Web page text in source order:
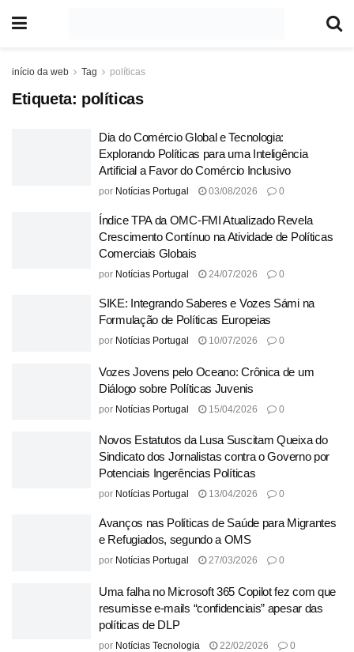
início da web Tag políticas
Etiqueta: políticas
Dia do Comércio Global e Tecnologia:
Explorando Políticas para uma Inteligência
Artificial a Favor do Comércio Inclusivo
por Notícias Portugal 03/08/2026 0
Índice TPA da OMC-FMI Atualizado Revela
Crescimento Contínuo na Atividade de Políticas
Comerciais Globais
por Notícias Portugal 24/07/2026 0
SIKE: Integrando Saberes e Vozes Sámi na
Formulação de Políticas Europeias
por Notícias Portugal 10/07/2026 0
Vozes Jovens pelo Oceano: Crônica de um
Diálogo sobre Políticas Juvenis
por Notícias Portugal 15/04/2026 0
Novos Estatutos da Lusa Suscitam Queixa do
Sindicato dos Jornalistas contra o Governo por
Potenciais Ingerências Políticas
por Notícias Portugal 13/04/2026 0
Avanços nas Políticas de Saúde para Migrantes
e Refugiados, segundo a OMS
por Notícias Portugal 27/03/2026 0
Uma falha no Microsoft 365 Copilot fez com que
resumisse e-mails “confidenciais” apesar das
políticas de DLP
por Notícias Tecnologia 22/02/2026 0